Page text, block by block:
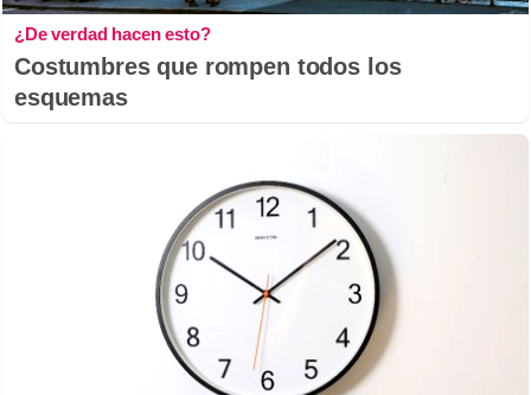
¿De verdad hacen esto?
Costumbres que rompen todos los
esquemas